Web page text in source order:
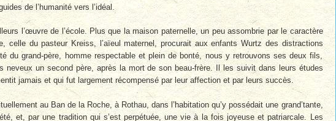
de l’humanité vers l’idéal.
l’œuvre de l’école. Plus que la maison paternelle, un peu assombrie par le caractère
celle du pasteur Kreiss, l’aïeul maternel, procurait aux enfants Wurtz des distractions
du grand-père, homme respectable et plein de bonté, nous y retrouvons ses deux fils,
neveux un second père, après la mort de son beau-frère. Il les suivit dans leurs études
jamais et qui fut largement récompensé par leur affection et par leurs succès.
au Ban de la Roche, à Rothau, dans l’habitation qu’y possédait une grand’tante,
et, par une tradition qui s’est perpétuée, une vie à la fois joyeuse et patriarcale. Les